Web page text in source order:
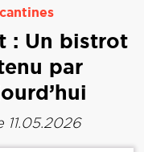
: Un bistrot
par
11.05.2026